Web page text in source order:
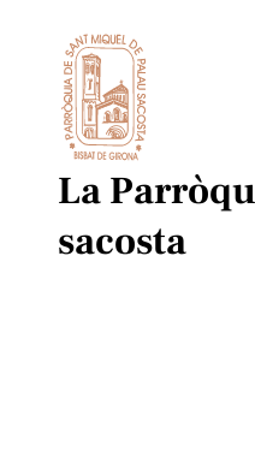
contingut
La
sacosta